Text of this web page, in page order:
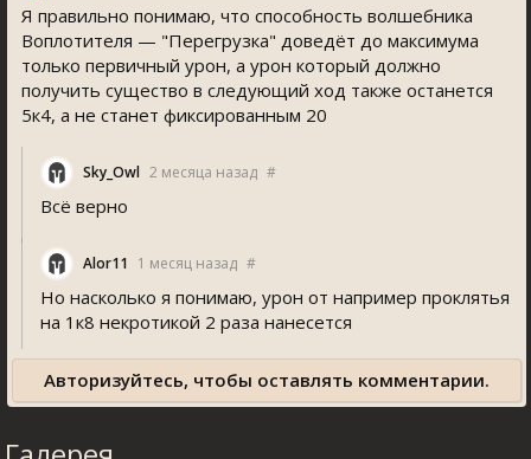
Я правильно понимаю, что способность волшебника
Воплотителя — "Перегрузка" доведёт до максимума
только первичный урон, а урон который должно
получить существо в следующий ход также останется
5к4, а не станет фиксированным 20
Sky_Owl 2 месяца назад #
Всё верно
Alor11 1 месяц назад #
Но насколько я понимаю, урон от например проклятья
на 1к8 некротикой 2 раза нанесется
Авторизуйтесь, чтобы оставлять комментарии.